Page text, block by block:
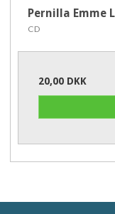
Pernilla Emme
CD
20,00 DKK